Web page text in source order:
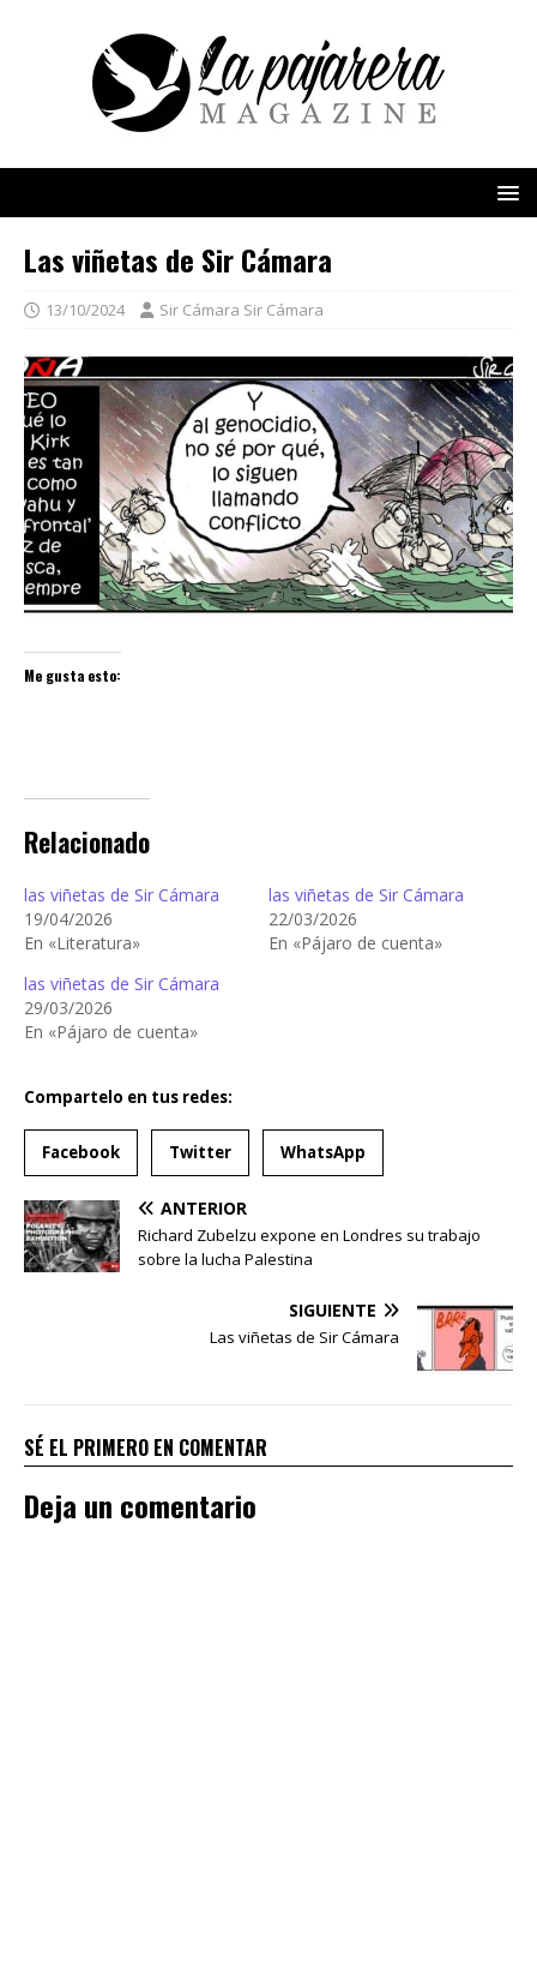
Las viñetas de Sir Cámara
13/10/2024 Sir Cámara Sir Cámara
Me gusta esto:
Relacionado
las viñetas de Sir Cámara
19/04/2026
En «Literatura»
las viñetas de Sir Cámara
22/03/2026
En «Pájaro de cuenta»
las viñetas de Sir Cámara
29/03/2026
En «Pájaro de cuenta»
Compartelo en tus redes:
Facebook Twitter WhatsApp
ANTERIOR
Richard Zubelzu expone en Londres su trabajo
sobre la lucha Palestina
SIGUIENTE
Las viñetas de Sir Cámara
SÉ EL PRIMERO EN COMENTAR
Deja un comentario